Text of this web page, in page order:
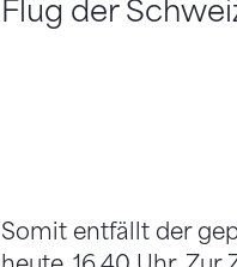
Flug der
Somit entfällt der